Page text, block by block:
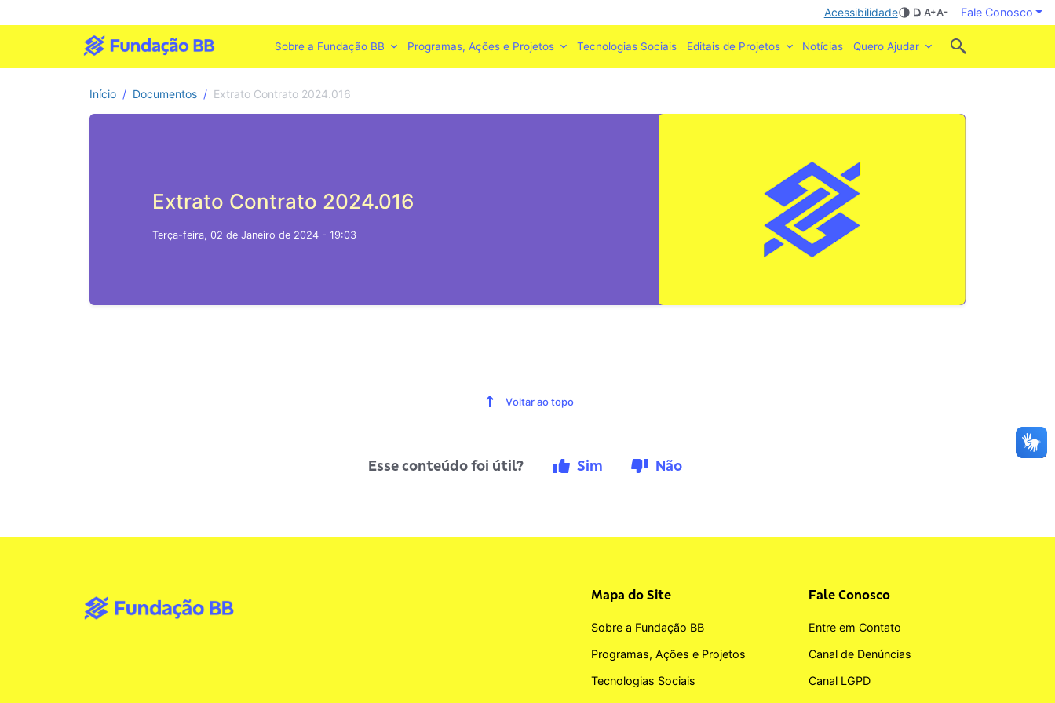
Acessibilidade Fale Conosco
Sobre a Fundação BB Programas, Ações e Projetos Tecnologias Sociais Editais de Projetos Notícias Quero Ajudar
Início Documentos Extrato Contrato 2024.016
Extrato Contrato 2024.016
Terça-feira, 02 de Janeiro de 2024 - 19:03
Voltar ao topo
Esse conteúdo foi útil? Sim Não
Mapa do Site
Sobre a Fundação BB
Programas, Ações e Projetos
Tecnologias Sociais
Fale Conosco
Entre em Contato
Canal de Denúncias
Canal LGPD